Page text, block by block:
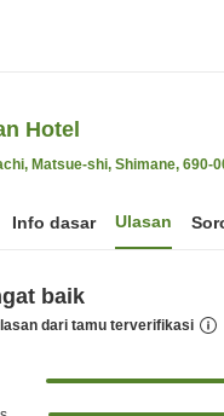
Hotel
Matsue-shi, Shimane, 690-
Info dasar Ulasan
baik
dari tamu terverifikasi